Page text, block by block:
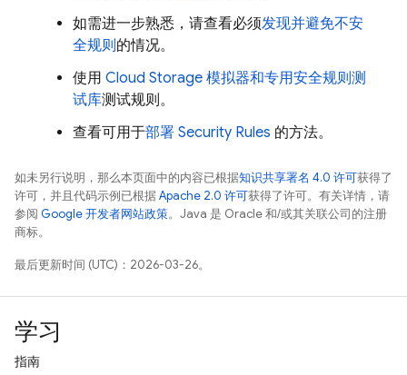
如需进一步熟悉，请查看必须发现并避免不安
全规则的情况。
使用 Cloud Storage 模拟器和专用安全规则测
试库测试规则。
查看可用于部署 Security Rules 的方法。
如未另行说明，那么本页面中的内容已根据知识共享署名 4.0 许可获得了
许可，并且代码示例已根据Apache 2.0 许可获得了许可。有关详情，请
参阅 Google 开发者网站政策。Java 是 Oracle 和/或其关联公司的注册
商标。
最后更新时间 (UTC)：2026-03-26。
学习
指南